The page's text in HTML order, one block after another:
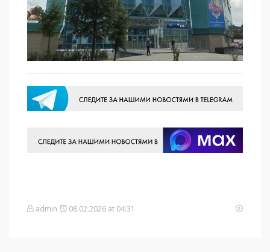
admin 08.02.2026 at 04:31